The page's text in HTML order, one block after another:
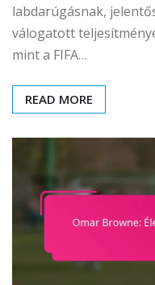
labdarúgásnak,
válogatott
mint a FIFA…
READ MORE